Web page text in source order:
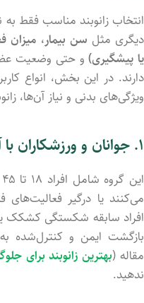
انتخاب زانوبند مناسب فقط
دیگری مثل سن بیمار، میزان
یا پیشگیری)و حتی وضعیت
دارند. در این بخش، انواع
ویژگی‌های بدنی و نیاز آن‌ها،
۱. جوانان و ورزشکاران با آسیب‌های قبلی یا مزمن
می‌کنند یا درگیر
افراد سابقه شکستگی کشکک یا
بازگشت ایمن و کنترل‌شده
مقاله (بهترین زانوبند برای
ندهید.